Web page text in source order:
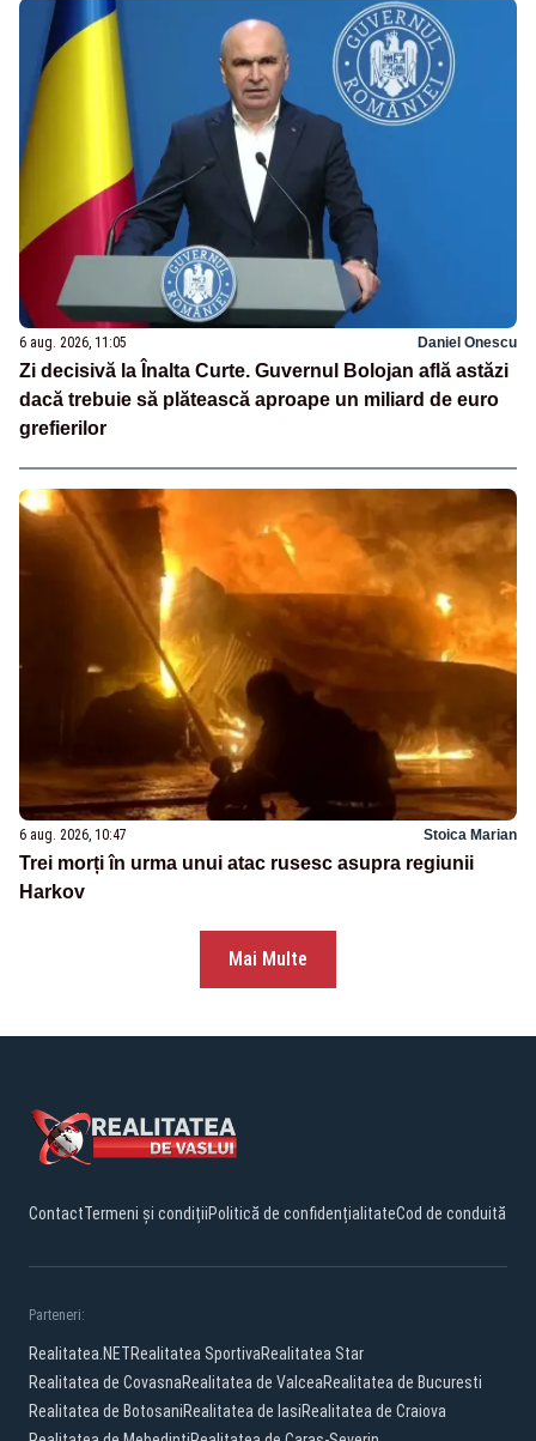
6 aug. 2026, 11:05 Daniel Onescu
Zi decisivă la Înalta Curte. Guvernul Bolojan află astăzi
dacă trebuie să plătească aproape un miliard de euro
grefierilor
6 aug. 2026, 10:47 Stoica Marian
Trei morți în urma unui atac rusesc asupra regiunii
Harkov
Mai Multe
ContactTermeni și condițiiPolitică de confidențialitateCod de conduită
Parteneri:
Realitatea.NETRealitatea SportivaRealitatea Star
Realitatea de CovasnaRealitatea de ValceaRealitatea de Bucuresti
Realitatea de BotosaniRealitatea de IasiRealitatea de Craiova